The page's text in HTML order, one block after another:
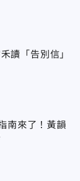
讀「告別信」
南來了！黃韻